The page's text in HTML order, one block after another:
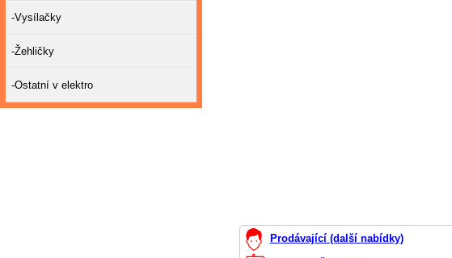
Prodávající (další nabídky)
-Vysílačky
-Žehličky
-Ostatní v elektro